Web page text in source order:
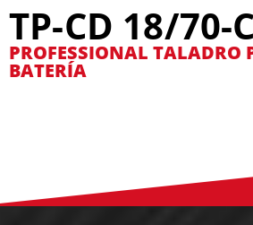
TP-CD 18/70-
PROFESSIONAL TALADRO
BATERÍA